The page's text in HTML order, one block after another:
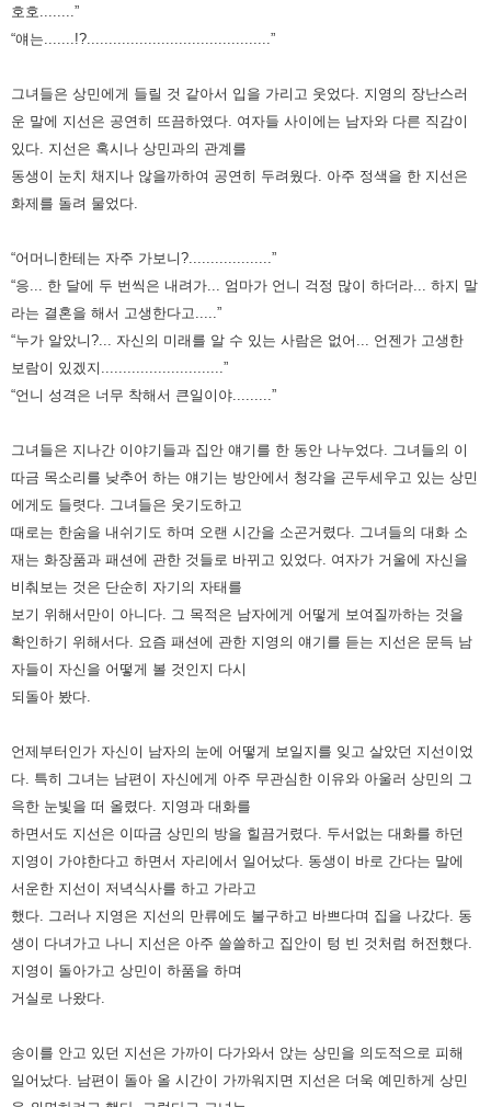
호호........”
“얘는.......!?..........................................”
그녀들은 상민에게 들릴 것 같아서 입을 가리고 웃었다. 지영의 장난스러
운 말에 지선은 공연히 뜨끔하였다. 여자들 사이에는 남자와 다른 직감이
있다. 지선은 혹시나 상민과의 관계를
동생이 눈치 채지나 않을까하여 공연히 두려웠다. 아주 정색을 한 지선은
화제를 돌려 물었다.
“어머니한테는 자주 가보니?...................”
“응... 한 달에 두 번씩은 내려가... 엄마가 언니 걱정 많이 하더라... 하지 말
라는 결혼을 해서 고생한다고.....”
“누가 알았니?... 자신의 미래를 알 수 있는 사람은 없어... 언젠가 고생한
보람이 있겠지............................”
“언니 성격은 너무 착해서 큰일이야.........”
그녀들은 지나간 이야기들과 집안 얘기를 한 동안 나누었다. 그녀들의 이
따금 목소리를 낮추어 하는 얘기는 방안에서 청각을 곤두세우고 있는 상민
에게도 들렷다. 그녀들은 웃기도하고
때로는 한숨을 내쉬기도 하며 오랜 시간을 소곤거렸다. 그녀들의 대화 소
재는 화장품과 패션에 관한 것들로 바뀌고 있었다. 여자가 거울에 자신을
비춰보는 것은 단순히 자기의 자태를
보기 위해서만이 아니다. 그 목적은 남자에게 어떻게 보여질까하는 것을
확인하기 위해서다. 요즘 패션에 관한 지영의 얘기를 듣는 지선은 문득 남
자들이 자신을 어떻게 볼 것인지 다시
되돌아 봤다.
언제부터인가 자신이 남자의 눈에 어떻게 보일지를 잊고 살았던 지선이었
다. 특히 그녀는 남편이 자신에게 아주 무관심한 이유와 아울러 상민의 그
윽한 눈빛을 떠 올렸다. 지영과 대화를
하면서도 지선은 이따금 상민의 방을 힐끔거렸다. 두서없는 대화를 하던
지영이 가야한다고 하면서 자리에서 일어났다. 동생이 바로 간다는 말에
서운한 지선이 저녁식사를 하고 가라고
했다.
그러나 지영은 지선의 만류에도 불구하고 바쁘다며 집을 나갔다. 동
생이 다녀가고 나니 지선은 아주 쓸쓸하고 집안이 텅 빈 것처럼 허전했다.
지영이 돌아가고 상민이 하품을 하며
거실로 나왔다.
송이를 안고 있던 지선은 가까이 다가와서 앉는 상민을 의도적으로 피해
일어났다. 남편이 돌아 올 시간이 가까워지면 지선은 더욱 예민하게 상민